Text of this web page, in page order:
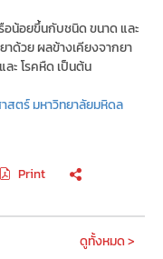
อน้อยขึ้นกับชนิด ขนาด และ
ด้วย ผลข้างเคียงจากยา
ะ โรคหืด เป็นต้น
สตร์ มหาวิทยาลัยมหิดล
Print
ดูทั้งหมด >